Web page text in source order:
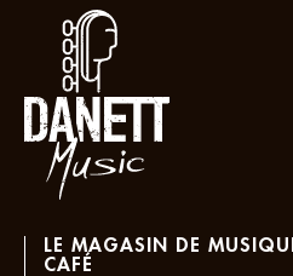
LE MAGASIN DE
CAFÉ